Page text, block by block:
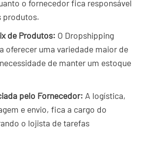
o fornecedor fica responsável
produtos.
de Produtos: O Dropshipping
oferecer uma variedade maior de
de manter um estoque
pelo Fornecedor: A logística,
e envio, fica a cargo do
o lojista de tarefas